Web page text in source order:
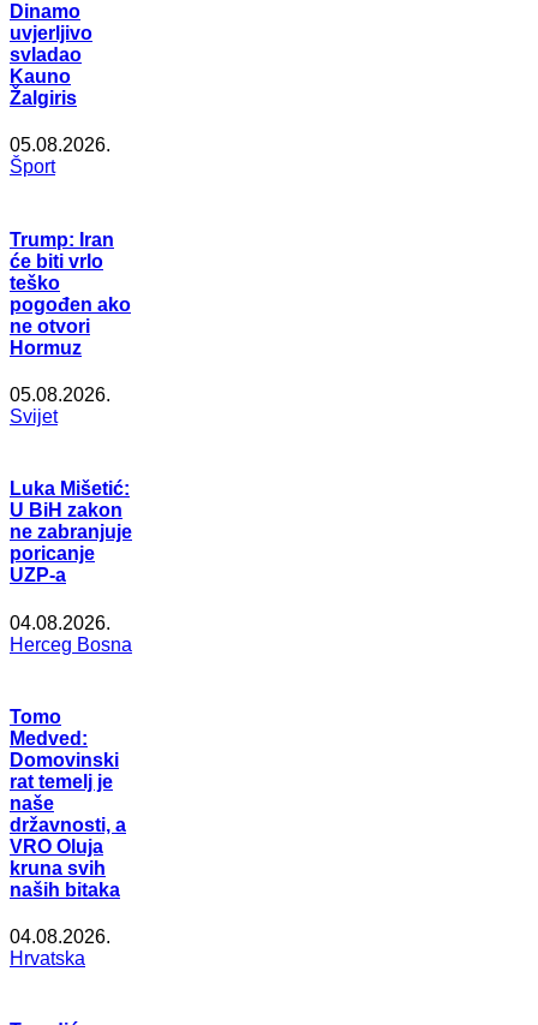
Dinamo
uvjerljivo
svladao
Kauno
Žalgiris
05.08.2026.
Šport
Trump: Iran
će biti vrlo
teško
pogođen ako
ne otvori
Hormuz
05.08.2026.
Svijet
Luka Mišetić:
U BiH zakon
ne zabranjuje
poricanje
UZP-a
04.08.2026.
Herceg Bosna
Tomo
Medved:
Domovinski
rat temelj je
naše
državnosti, a
VRO Oluja
kruna svih
naših bitaka
04.08.2026.
Hrvatska